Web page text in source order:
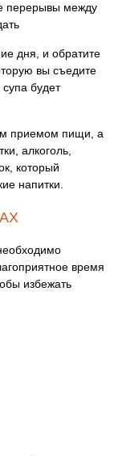
перерывы между
дня, и обратите
вы съедите
будет
приемом пищи, а
алкоголь,
который
напитки.
время
избежать